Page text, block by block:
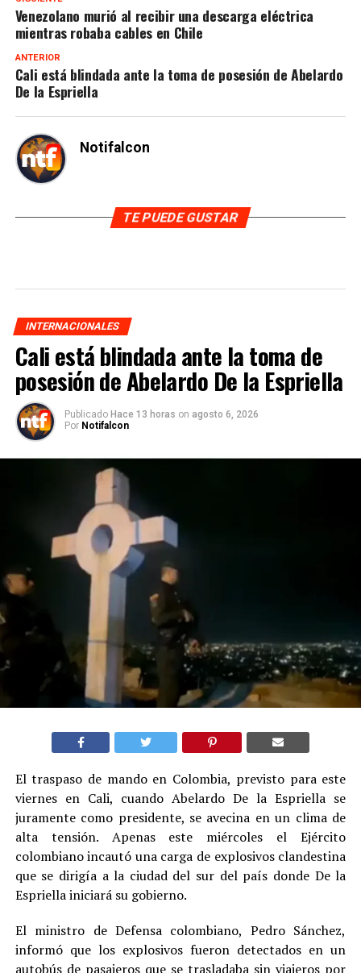
Venezolano murió al recibir una descarga eléctrica
mientras robaba cables en Chile
ANTERIOR
Cali está blindada ante la toma de posesión de Abelardo
De la Espriella
Notifalcon
TE PUEDE GUSTAR
INTERNACIONALES
Cali está blindada ante la toma de
posesión de Abelardo De la Espriella
Publicado Hace 13 horas on agosto 6, 2026
Por Notifalcon
El traspaso de mando en Colombia, previsto para este
viernes en Cali, cuando Abelardo De la Espriella se
juramente como presidente, se avecina en un clima de
alta tensión. Apenas este miércoles el Ejército
colombiano incautó una carga de explosivos clandestina
que se dirigía a la ciudad del sur del país donde De la
Espriella iniciará su gobierno.
El ministro de Defensa colombiano, Pedro Sánchez,
informó que los explosivos fueron detectados en un
autobús de pasajeros que se trasladaba sin viajeros por